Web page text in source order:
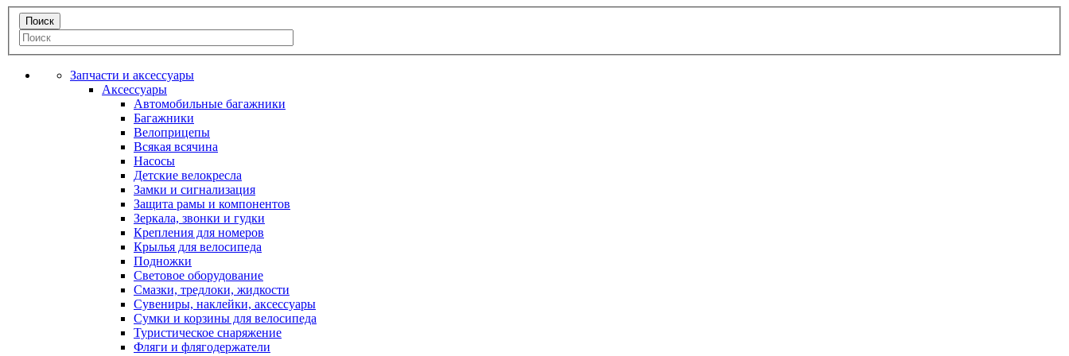
Запчасти и аксессуары
Аксессуары
Автомобильные багажники
Багажники
Велоприцепы
Всякая всячина
Насосы
Детские велокресла
Замки и сигнализация
Защита рамы и компонентов
Зеркала, звонки и гудки
Крепления для номеров
Крылья для велосипеда
Подножки
Световое оборудование
Смазки, тредлоки, жидкости
Сувениры, наклейки, аксессуары
Сумки и корзины для велосипеда
Туристическое снаряжение
Фляги и флягодержатели